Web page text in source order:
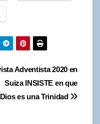
Adventista 2020 en
Suiza INSISTE en que
Dios es una Trinidad